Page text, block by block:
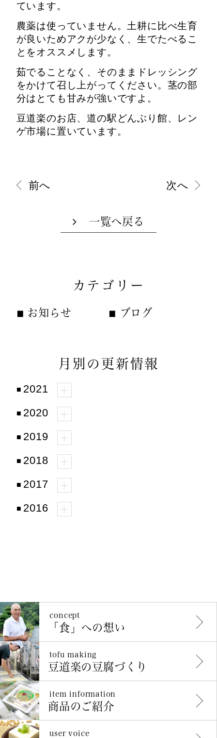
ています。
農薬は使っていません。土耕に比べ生育
が良いためアクが少なく、生でたべるこ
とをオススメします。
茹でることなく、そのままドレッシング
をかけて召し上がってください。茎の部
分はとても甘みが強いですよ。
豆道楽のお店、道の駅どんぶり館、レン
ゲ市場に置いています。
前へ 次へ
一覧へ戻る
カテゴリー
お知らせ ブログ
月別の更新情報
2021
2020
2019
2018
2017
2016
concept
「食」への想い
tofu making
豆道楽の豆腐づくり
item information
商品のご紹介
user voice